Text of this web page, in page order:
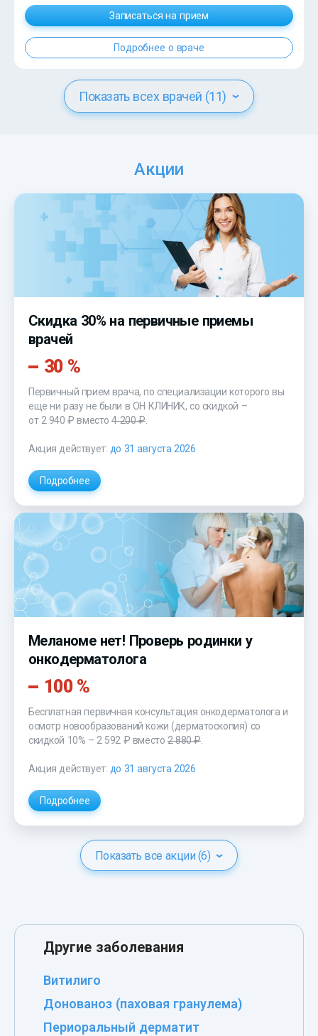
Записаться на прием
Подробнее о враче
Показать всех врачей (11)
Акции
Скидка 30% на первичные приемы
врачей
30 %
Первичный прием врача, по специализации которого вы
еще ни разу не были в ОН КЛИНИК, со скидкой –
от 2 940 ₽ вместо4 200 ₽.
Акция действует: до 31 августа 2026
Подробнее
Меланоме нет! Проверь родинки у
онкодерматолога
100 %
Бесплатная первичная консультация онкодерматолога и
осмотр новообразований кожи (дерматоскопия) со
скидкой 10% – 2 592 ₽ вместо 2 880 ₽.
Акция действует: до 31 августа 2026
Подробнее
Показать все акции (6)
Другие заболевания
Витилиго
Донованоз (паховая гранулема)
Периоральный дерматит